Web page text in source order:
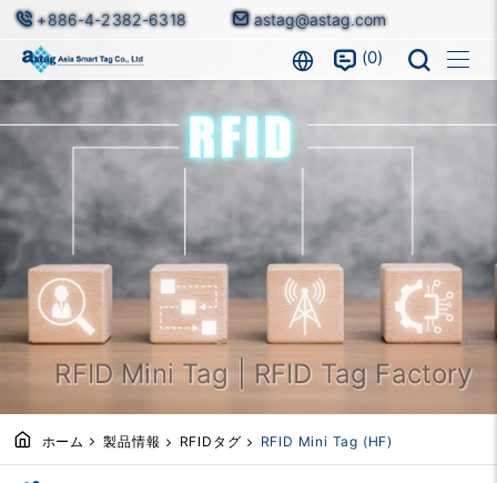
+886-4-2382-6318 astag@astag.com
0
RFID Mini Tag | RFID Tag Factory
ホーム 製品情報 RFIDタグ RFID Mini Tag (HF)